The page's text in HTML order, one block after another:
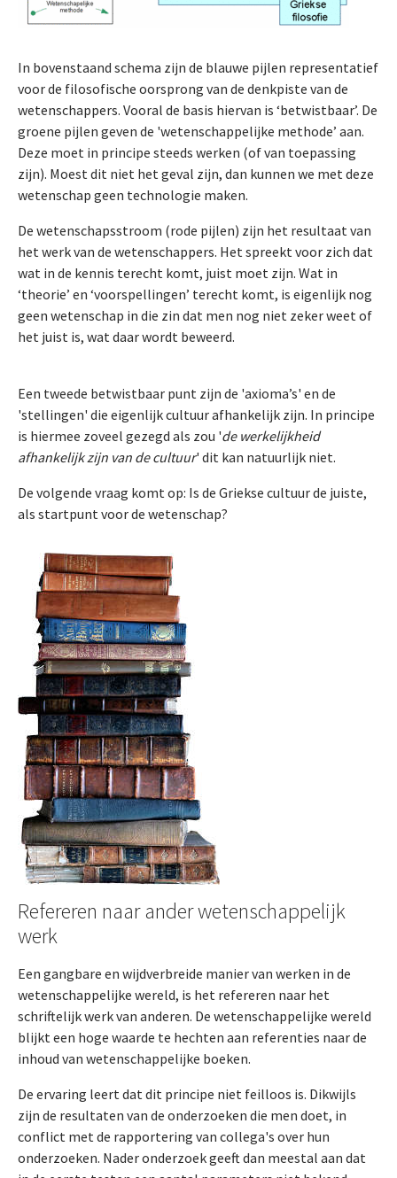
In bovenstaand schema zijn de blauwe pijlen representatief
voor de filosofische oorsprong van de denkpiste van de
wetenschappers. Vooral de basis hiervan is ‘betwistbaar’. De
groene pijlen geven de 'wetenschappelijke methode’ aan.
Deze moet in principe steeds werken (of van toepassing
zijn). Moest dit niet het geval zijn, dan kunnen we met deze
wetenschap geen technologie maken.
De wetenschapsstroom (rode pijlen) zijn het resultaat van
het werk van de wetenschappers. Het spreekt voor zich dat
wat in de kennis terecht komt, juist moet zijn. Wat in
‘theorie’ en ‘voorspellingen’ terecht komt, is eigenlijk nog
geen wetenschap in die zin dat men nog niet zeker weet of
het juist is, wat daar wordt beweerd.
Een tweede betwistbaar punt zijn de 'axioma’s' en de
'stellingen' die eigenlijk cultuur afhankelijk zijn. In principe
is hiermee zoveel gezegd als zou 'de werkelijkheid
afhankelijk zijn van de cultuur' dit kan natuurlijk niet.
De volgende vraag komt op: Is de Griekse cultuur de juiste,
als startpunt voor de wetenschap?
Refereren naar ander wetenschappelijk
werk
Een gangbare en wijdverbreide manier van werken in de
wetenschappelijke wereld, is het refereren naar het
schriftelijk werk van anderen. De wetenschappelijke wereld
blijkt een hoge waarde te hechten aan referenties naar de
inhoud van wetenschappelijke boeken.
De ervaring leert dat dit principe niet feilloos is. Dikwijls
zijn de resultaten van de onderzoeken die men doet, in
conflict met de rapportering van collega's over hun
onderzoeken. Nader onderzoek geeft dan meestal aan dat